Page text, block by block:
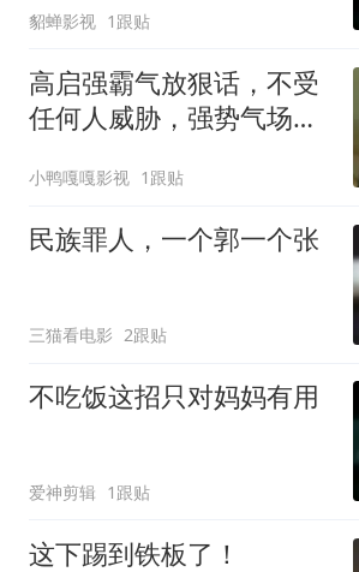
貂蝉影视 1跟贴
高启强霸气放狠话，不受
任何人威胁，强势气场震
小鸭嘎嘎影视 1跟贴
民族罪人，一个郭一个张
三猫看电影 2跟贴
不吃饭这招只对妈妈有用
爱神剪辑 1跟贴
这下踢到铁板了！